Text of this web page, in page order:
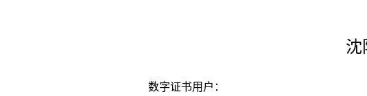
沈
数字证书用户：